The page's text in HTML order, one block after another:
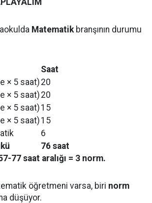
Matematikbranşının durumu
Saat
× 5 saat) 20
× 5 saat) 20
× 5 saat) 15
× 5 saat) 15
6
76 saat
77 saat aralığı = 3 norm.
öğretmeni varsa, biri norm
düşüyor.